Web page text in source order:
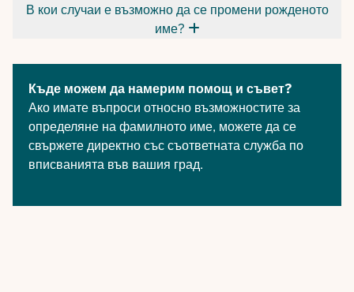
В кои случаи е възможно да се промени рожденото
име?
Къде можем да намерим помощ и съвет?
Ако имате въпроси относно възможностите за
определяне на фамилното име, можете да се
свържете директно със съответната служба по
вписванията във вашия град.